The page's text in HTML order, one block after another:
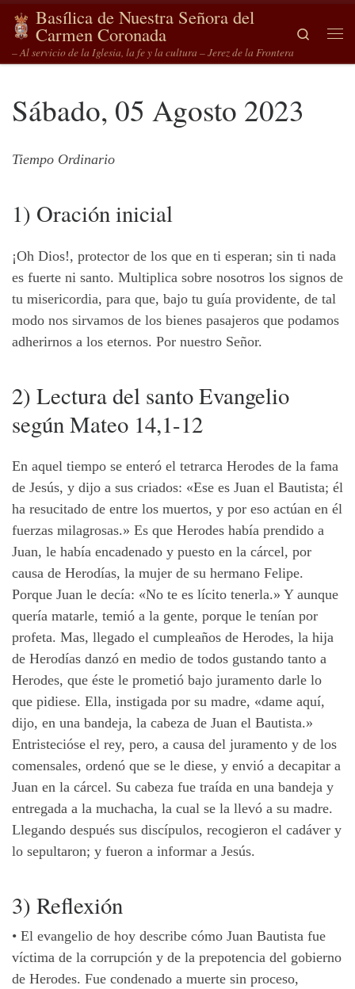
Saltar al contenido
Basílica de Nuestra Señora del
Carmen Coronada
– Al servicio de la Iglesia, la fe y la cultura – Jerez de la Frontera
Search
Sábado, 05 Agosto 2023
Tiempo Ordinario
1) Oración inicial
¡Oh Dios!, protector de los que en ti esperan; sin ti nada
es fuerte ni santo. Multiplica sobre nosotros los signos de
tu misericordia, para que, bajo tu guía providente, de tal
modo nos sirvamos de los bienes pasajeros que podamos
adherirnos a los eternos. Por nuestro Señor.
2) Lectura del santo Evangelio
según Mateo 14,1-12
En aquel tiempo se enteró el tetrarca Herodes de la fama
de Jesús, y dijo a sus criados: «Ese es Juan el Bautista; él
ha resucitado de entre los muertos, y por eso actúan en él
fuerzas milagrosas.» Es que Herodes había prendido a
Juan, le había encadenado y puesto en la cárcel, por
causa de Herodías, la mujer de su hermano Felipe.
Porque Juan le decía: «No te es lícito tenerla.» Y aunque
quería matarle, temió a la gente, porque le tenían por
profeta. Mas, llegado el cumpleaños de Herodes, la hija
de Herodías danzó en medio de todos gustando tanto a
Herodes, que éste le prometió bajo juramento darle lo
que pidiese. Ella, instigada por su madre, «dame aquí,
dijo, en una bandeja, la cabeza de Juan el Bautista.»
Entristecióse el rey, pero, a causa del juramento y de los
comensales, ordenó que se le diese, y envió a decapitar a
Juan en la cárcel. Su cabeza fue traída en una bandeja y
entregada a la muchacha, la cual se la llevó a su madre.
Llegando después sus discípulos, recogieron el cadáver y
lo sepultaron; y fueron a informar a Jesús.
3) Reflexión
• El evangelio de hoy describe cómo Juan Bautista fue
víctima de la corrupción y de la prepotencia del gobierno
de Herodes. Fue condenado a muerte sin proceso,